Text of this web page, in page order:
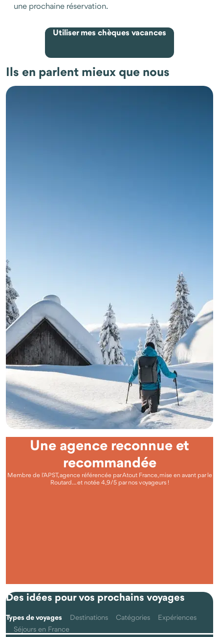
une prochaine réservation.
Utiliser mes chèques vacances
Ils en parlent mieux que nous
Une agence reconnue et
recommandée
Membre de l’APST, agence référencée par Atout France, mise en avant par le
Routard… et notée 4,9/5 par nos voyageurs !
Des idées pour vos prochains voyages
Types de voyages Destinations Catégories
Expériences
Séjours en France